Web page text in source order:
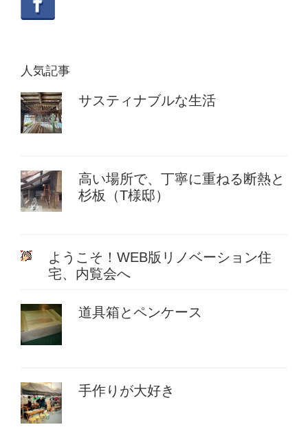
人気記事
サスティナブルな生活
高い場所で、丁寧に重ねる断熱と
杉板（T様邸）
ようこそ！WEB版リノベーション住
宅、内覧会へ
道具箱とペンケース
手作りが大好き